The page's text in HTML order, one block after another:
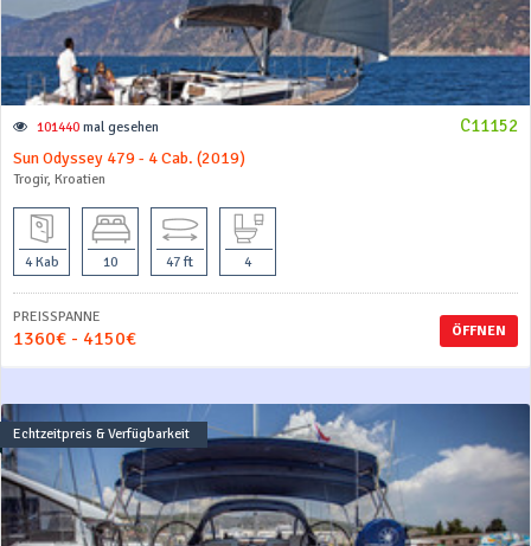
C11152
101440 mal gesehen
Sun Odyssey 479 - 4 Cab. (2019)
Trogir, Kroatien
4 Kab 10 47 ft 4
ÖFFNEN
PREISSPANNE
1360€ - 4150€
Echtzeitpreis & Verfügbarkeit